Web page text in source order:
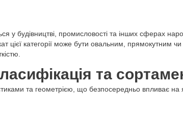
у будівництві, промисловості та інших сферах
цієї категорії може бути овальним, прямокутним
та
та геометрією, що безпосередньо впливає